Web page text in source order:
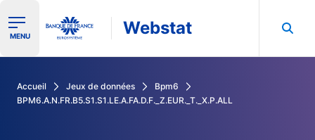
Ouvrir le menu de navigation
MENU Webstat
Accueil Jeux de données
Bpm6
BPM6.A.N.FR.B5.S1.S1.LE.A.FA.D.F._Z.EUR._T._X.P.ALL